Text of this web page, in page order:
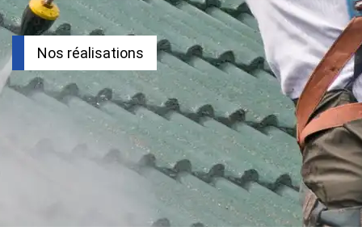
Nos réalisations